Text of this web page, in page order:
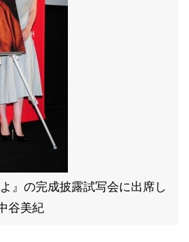
』の完成披露試写会に出席し
谷美紀